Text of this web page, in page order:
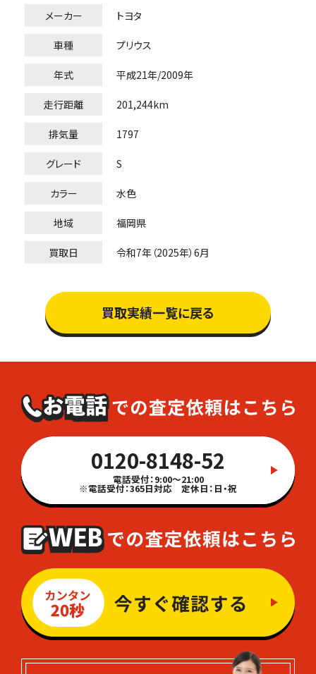
メーカー
トヨタ
車種 プリウス
年式 平成21年/2009年
走行距離 201,244km
排気量 1797
グレード S
カラー 水色
地域 福岡県
買取日 令和7年（2025年）6月
買取実績一覧に戻る
0120-8148-52
電話受付：9:00～21:00
※電話受付：365日対応 定休日：日・祝